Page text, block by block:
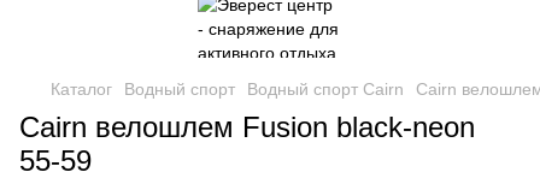
Каталог Водный спорт Водный спорт Cairn Cairn
Cairn велошлем Fusion black-neon
55-59